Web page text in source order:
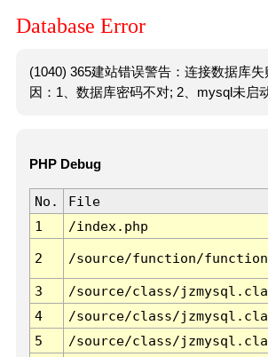
Database Error
(1040) 365建站错误警告：连接数据库
因：1、数据库密码不对; 2、mysql未启动
PHP Debug
No. File
1
/index.php
2 /source/function/
3 /source/class/
4
/source/class/
5
/source/class/